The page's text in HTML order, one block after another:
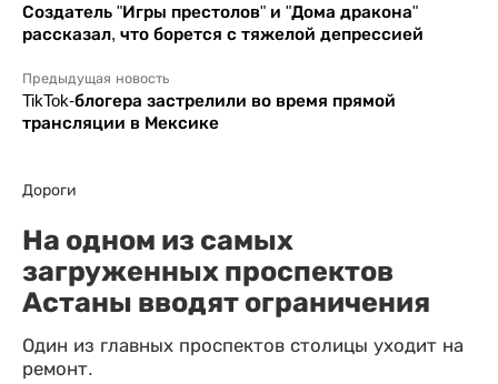
Создатель "Игры престолов" и "Дома дракона"
рассказал, что борется с тяжелой депрессией
Предыдущая новость
TikTok-блогера застрелили во время прямой
трансляции в Мексике
Дороги
На одном из самых
загруженных проспектов
Астаны вводят ограничения
Один из главных проспектов столицы уходит на
ремонт.